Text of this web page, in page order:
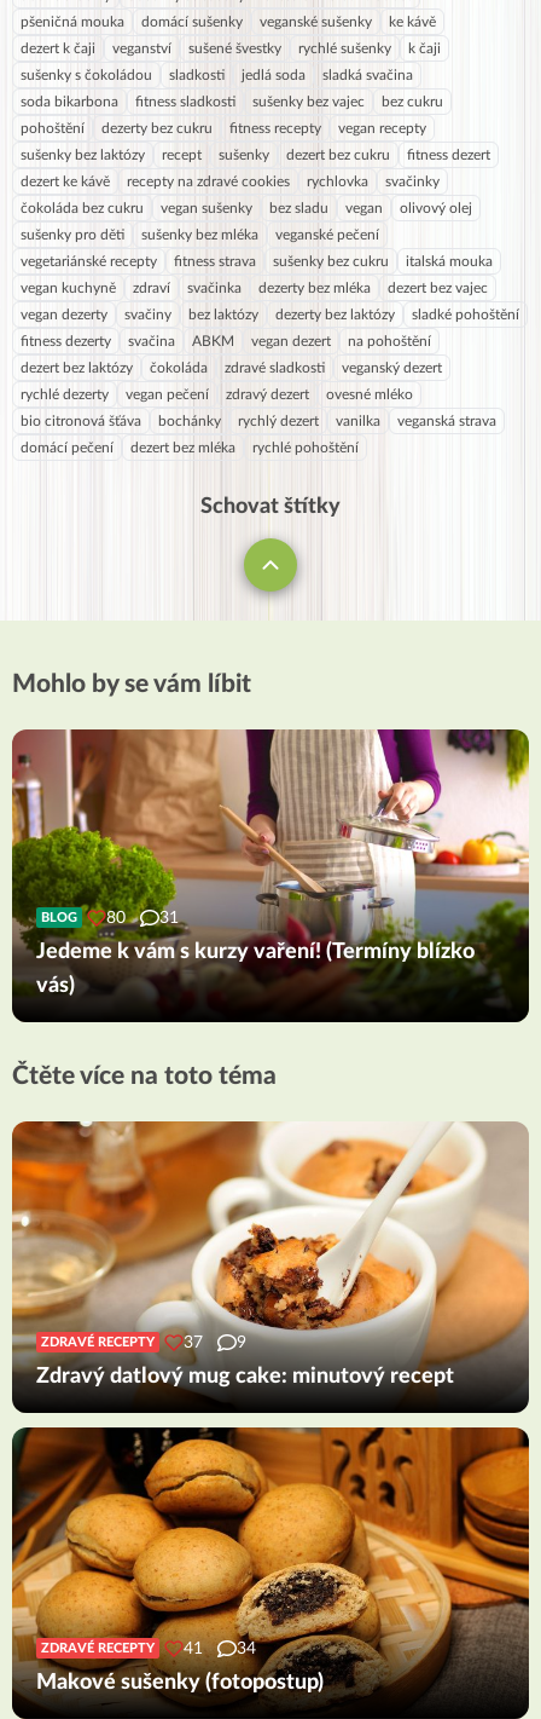
pšeničná mouka
domácí sušenky veganské sušenky
ke kávě
dezert k čaji
veganství sušené švestky rychlé sušenky
k čaji
sušenky s čokoládou
sladkosti jedlá soda
sladká svačina
soda bikarbona
fitness sladkosti sušenky bez vajec
bez cukru
pohoštění
dezerty bez cukru fitness recepty
vegan recepty
sušenky bez laktózy
recept sušenky dezert bez cukru
fitness dezert
dezert ke kávě
recepty na zdravé cookies rychlovka
svačinky
čokoláda bez cukru
vegan sušenky bez sladu vegan
olivový olej
sušenky pro děti
sušenky bez mléka
veganské pečení
vegetariánské recepty
fitness strava sušenky bez cukru
italská mouka
vegan kuchyně
zdraví svačinka dezerty bez mléka
dezert bez vajec
vegan dezerty
svačiny bez laktózy dezerty bez laktózy
sladké pohoštění
fitness dezerty
svačina ABKM vegan dezert
na pohoštění
dezert bez laktózy
čokoláda zdravé sladkosti
veganský dezert
rychlé dezerty
vegan pečení zdravý dezert
ovesné mléko
bio citronová šťáva
bochánky rychlý dezert vanilka
veganská strava
domácí pečení
dezert bez mléka rychlé pohoštění
Schovat štítky
Mohlo by se vám líbit
BLOG 80 31
Jedeme k vám s kurzy vaření! (Termíny blízko
vás)
Čtěte více na toto téma
ZDRAVÉ RECEPTY 37 9
Zdravý datlový mug cake: minutový recept
ZDRAVÉ RECEPTY 41 34
Makové sušenky (fotopostup)